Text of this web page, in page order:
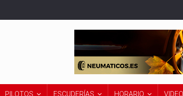
PILOTOS ESCUDERÍAS HORARIO VIDEO